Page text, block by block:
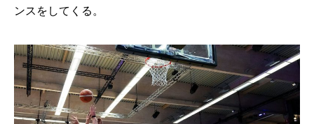
ンスをしてくる。